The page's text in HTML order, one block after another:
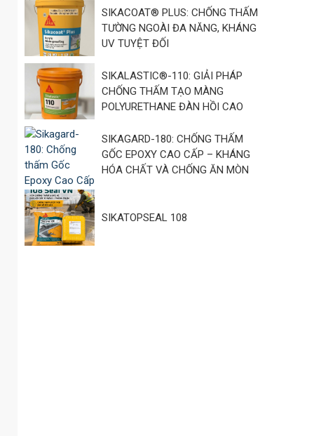
SIKACOAT® PLUS: CHỐNG THẤM
TƯỜNG NGOÀI ĐA NĂNG, KHÁNG
UV TUYỆT ĐỐI
SIKALASTIC®-110: GIẢI PHÁP
CHỐNG THẤM TẠO MÀNG
POLYURETHANE ĐÀN HỒI CAO
SIKAGARD-180: CHỐNG THẤM
GỐC EPOXY CAO CẤP – KHÁNG
HÓA CHẤT VÀ CHỐNG ĂN MÒN
SIKATOPSEAL 108